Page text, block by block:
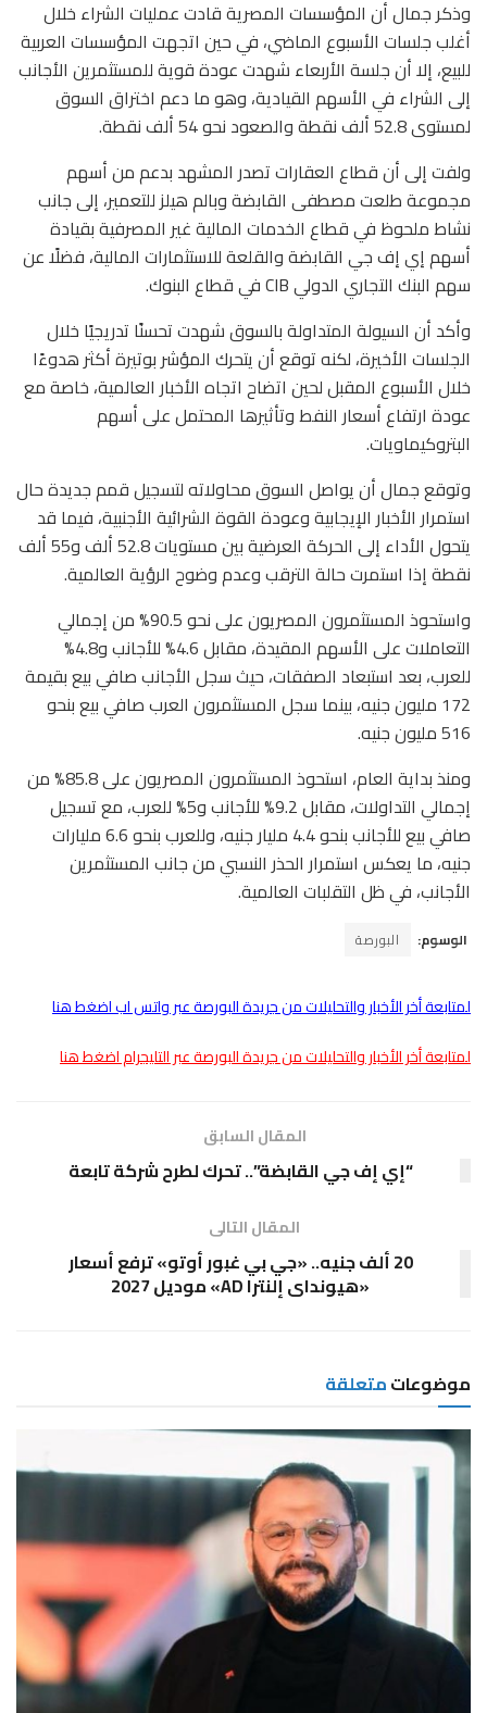
وذكر جمال أن المؤسسات المصرية قادت عمليات الشراء خلال
أغلب جلسات الأسبوع الماضي، في حين اتجهت المؤسسات العربية
للبيع، إلا أن جلسة الأربعاء شهدت عودة قوية للمستثمرين الأجانب
إلى الشراء في الأسهم القيادية، وهو ما دعم اختراق السوق
لمستوى 52.8 ألف نقطة والصعود نحو 54 ألف نقطة.
ولفت إلى أن قطاع العقارات تصدر المشهد بدعم من أسهم
مجموعة طلعت مصطفى القابضة وبالم هيلز للتعمير، إلى جانب
نشاط ملحوظ في قطاع الخدمات المالية غير المصرفية بقيادة
أسهم إي إف جي القابضة والقلعة للاستثمارات المالية، فضلًا عن
سهم البنك التجاري الدولي CIB في قطاع البنوك.
وأكد أن السيولة المتداولة بالسوق شهدت تحسنًا تدريجيًا خلال
الجلسات الأخيرة، لكنه توقع أن يتحرك المؤشر بوتيرة أكثر هدوءًا
خلال الأسبوع المقبل لحين اتضاح اتجاه الأخبار العالمية، خاصة مع
عودة ارتفاع أسعار النفط وتأثيرها المحتمل على أسهم
البتروكيماويات.
وتوقع جمال أن يواصل السوق محاولاته لتسجيل قمم جديدة حال
استمرار الأخبار الإيجابية وعودة القوة الشرائية الأجنبية، فيما قد
يتحول الأداء إلى الحركة العرضية بين مستويات 52.8 ألف و55 ألف
نقطة إذا استمرت حالة الترقب وعدم وضوح الرؤية العالمية.
واستحوذ المستثمرون المصريون على نحو 90.5% من إجمالي
التعاملات على الأسهم المقيدة، مقابل 4.6% للأجانب و4.8%
للعرب، بعد استبعاد الصفقات، حيث سجل الأجانب صافي بيع بقيمة
172 مليون جنيه، بينما سجل المستثمرون العرب صافي بيع بنحو
516 مليون جنيه.
ومنذ بداية العام، استحوذ المستثمرون المصريون على 85.8% من
إجمالي التداولات، مقابل 9.2% للأجانب و5% للعرب، مع تسجيل
صافي بيع للأجانب بنحو 4.4 مليار جنيه، وللعرب بنحو 6.6 مليارات
جنيه، ما يعكس استمرار الحذر النسبي من جانب المستثمرين
الأجانب، في ظل التقلبات العالمية.
الوسوم: البورصة
لمتابعة أخر الأخبار والتحليلات من جريدة البورصة عبر واتس اب اضغط هنا
لمتابعة أخر الأخبار والتحليلات من جريدة البورصة عبر التليجرام اضغط هنا
المقال السابق
“إي إف جي القابضة”.. تحرك لطرح شركة تابعة
المقال التالى
20 ألف جنيه.. «جي بي غبور أوتو» ترفع أسعار
«هيونداى إلنترا AD» موديل 2027
موضوعاتمتعلقة